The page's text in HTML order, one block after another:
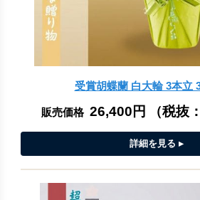
受賞胡蝶蘭 白大輪 3本立
販売価格 26,400円 （税抜：